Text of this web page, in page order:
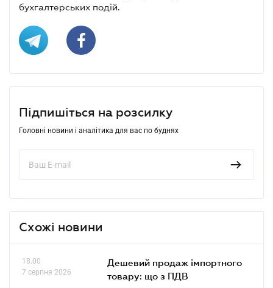
бухгалтерських подій.
Підпишіться на розсилку
Головні новини і аналітика для вас по буднях
Схожі новини
18.00
7 серпня 2026
Дешевий продаж імпортного
товару: що з ПДВ